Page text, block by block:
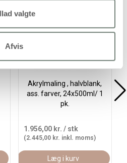
valgte
Afvis
Gratis levering
Akrylmaling , halvblank,
ass. farver, 24x500ml/ 1
pk.
1.956,00 kr. / stk
(2.445,00 kr. inkl. moms)
Læg i kurv